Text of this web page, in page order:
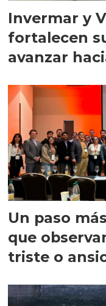
Invermar y
fortalecen
avanzar
Un paso
que
triste o